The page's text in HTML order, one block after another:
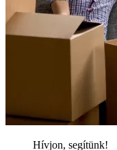
Hívjon, segítünk!